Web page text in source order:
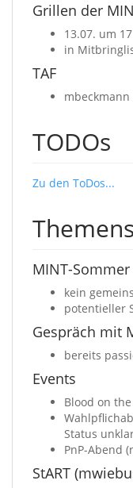
Grillen der
13.07. um
in
TAF
TODOs
Zu den ToDos...
MINT-
kein
potentieller
Gespräch mit
bereits
Events
Blood on
Status
PnP-Abend
StART